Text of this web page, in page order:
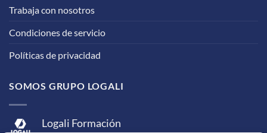
Trabaja con nosotros
Condiciones de servicio
Políticas de privacidad
SOMOS GRUPO LOGALI
Logali Formación